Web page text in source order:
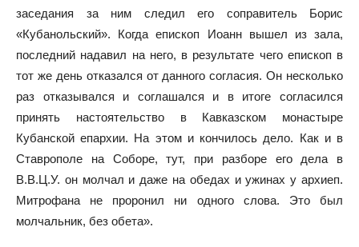
заседания за ним следил его соправитель Борис
«Кубанольский». Когда епископ Иоанн вышел из зала,
последний надавил на него, в результате чего епископ в
тот же день отказался от данного согласия. Он несколько
раз отказывался и соглашался и в итоге согласился
принять настоятельство в Кавказском монастыре
Кубанской епархии. На этом и кончилось дело. Как и в
Ставрополе на Соборе, тут, при разборе его дела в
В.В.Ц.У. он молчал и даже на обедах и ужинах у архиеп.
Митрофана не проронил ни одного слова. Это был
молчальник, без обета».